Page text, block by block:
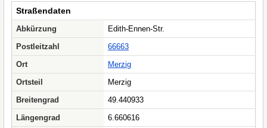
Straßendaten
Abkürzung
Edith-Ennen-Str.
Postleitzahl
66663
Ort
Merzig
Ortsteil
Merzig
Breitengrad
49.440933
Längengrad
6.660616